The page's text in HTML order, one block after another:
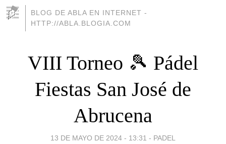
BLOG DE ABLA EN INTERNET -
HTTP://ABLA.BLOGIA.COM
VIII Torneo 🎾 Pádel
Fiestas San José de
Abrucena
13 DE MAYO DE 2024 - 13:31 - PADEL